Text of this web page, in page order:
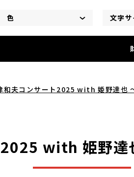
色
文字
和夫コンサート2025 with 姫野達也
with 姫野達
財津和夫コン